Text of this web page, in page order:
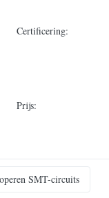
Certificering:
Prijs:
SMT-circuits